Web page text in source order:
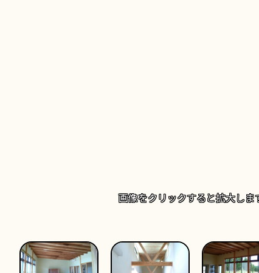
画像をクリックすると拡大しま